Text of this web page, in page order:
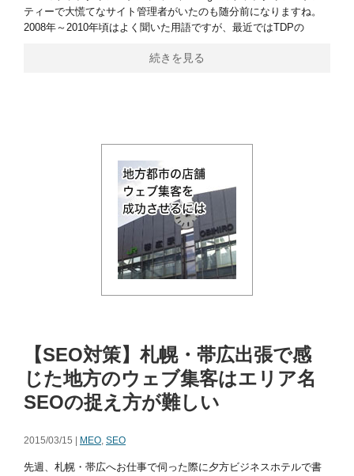
ティーで大慌てなサイト管理者がいたのも随分前になりますね。
2008年～2010年頃はよく聞いた用語ですが、最近ではTDPの
続きを見る
【SEO対策】札幌・帯広出張で感
じた地方のウェブ集客はエリア名
SEOの捉え方が難しい
2015/03/15 | MEO, SEO
先週、札幌・帯広へお仕事で伺った際に夕方ビジネスホテルで書